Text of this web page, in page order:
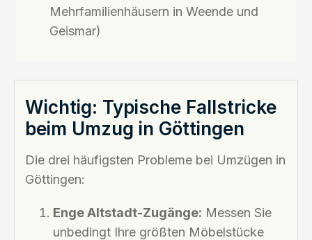
Mehrfamilienhäusern in Weende und
Geismar)
Wichtig: Typische Fallstricke
beim Umzug in Göttingen
Die drei häufigsten Probleme bei Umzügen in
Göttingen:
Enge Altstadt-Zugänge: Messen Sie
unbedingt Ihre größten Möbelstücke